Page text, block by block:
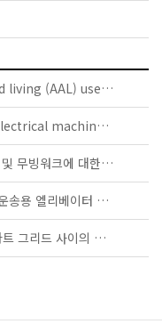
IEC TS 63134:2020 - Active assisted living (AAL) use cases
IEC 60034-5:2020 RLV - Rotating electrical machines - Part 5: Degrees of protection provided by the integral design of rotating electrical machines (IP code) - Classification
KS B ISO/TS 25740-1 - 에스컬레이터 및 무빙워크에 대한 안전요건 — 제1부: 세계공통 필수 안전요건(GESRs)
KS B ISO/TS 8100-21 - 승객 및 화물 운송용 엘리베이터 —제21부: 세계공통 필수안전요건(GESRs)을 충족하는 세계공통 안전 파라미터(GSPs)
KS C IEC TS 62872 - 산업 시설과 스마트 그리드 사이의 산업 공정 측정, 제어 및 자동화 시스템 인터페이스